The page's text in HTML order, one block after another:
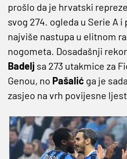
prošlo da je hrvatski
svog 274. ogleda u Serie A
najviše nastupa u elitnom
nogometa. Dosadašnji
Badelj sa 273 utakmice za
Genou, no Pašalić ga je
zasjeo na vrh povijesne